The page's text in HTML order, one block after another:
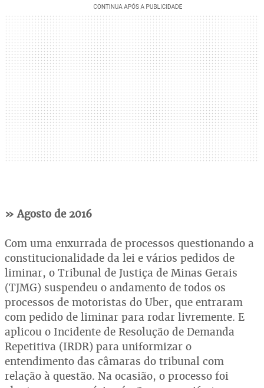
» Agosto de 2016
Com uma enxurrada de processos questionando a
constitucionalidade da lei e vários pedidos de
liminar, o Tribunal de Justiça de Minas Gerais
(TJMG) suspendeu o andamento de todos os
processos de motoristas do Uber, que entraram
com pedido de liminar para rodar livremente. E
aplicou o Incidente de Resolução de Demanda
Repetitiva (IRDR) para uniformizar o
entendimento das câmaras do tribunal com
relação à questão. Na ocasião, o processo foi